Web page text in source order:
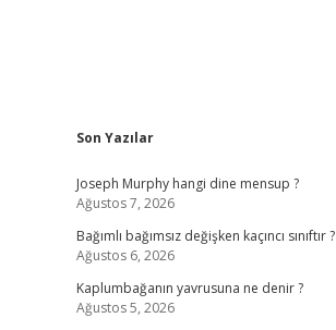
Sidebar
Son Yazılar
Joseph Murphy hangi dine mensup ?
Ağustos 7, 2026
Bağımlı bağımsız değişken kaçıncı sınıftır ?
Ağustos 6, 2026
Kaplumbağanın yavrusuna ne denir ?
Ağustos 5, 2026